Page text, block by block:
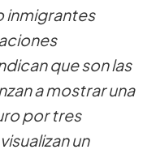
inmigrantes
que son las
a mostrar una
por tres
un